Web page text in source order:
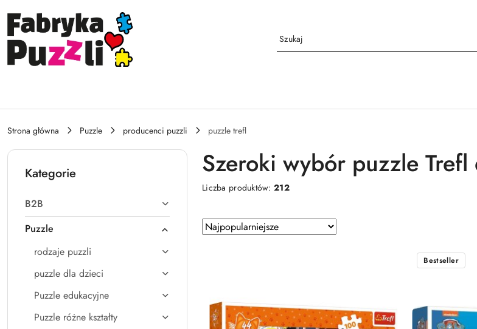
Przejdź do treści głównej
Przejdź do wyszukiwarki
Przejdź do moje konto
Przejdź do menu głównego
Przejdź do stopki
Strona główna Puzzle producenci puzzli puzzle trefl
Kategorie
B2B
Puzzle
rodzaje puzzli
puzzle dla dzieci
Puzzle edukacyjne
Puzzle różne kształty
Szeroki wybór puzzle Trefl
Liczba produktów:212
Zastosowano
sortowanie:
Sortuj
według
Bestseller